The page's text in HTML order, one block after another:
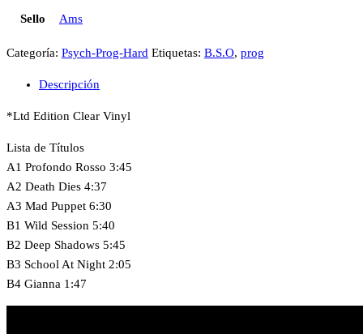
Sello Ams
Categoría: Psych-Prog-Hard Etiquetas: B.S.O, prog
Descripción
*Ltd Edition Clear Vinyl
Lista de Títulos
A1 Profondo Rosso 3:45
A2 Death Dies 4:37
A3 Mad Puppet 6:30
B1 Wild Session 5:40
B2 Deep Shadows 5:45
B3 School At Night 2:05
B4 Gianna 1:47